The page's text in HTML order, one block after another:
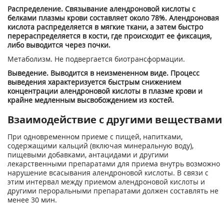
Распределение. Связывание алендроновой кислоты с
белками плазмы крови составляет около 78%. Алендроновая
кислота распределяется в мягкие ткани, а затем быстро
перераспределяется в кости, где происходит ее фиксация,
либо выводится через почки.
Метаболизм. Не подвергается биотрансформации.
Выведение. Выводится в неизмененном виде. Процесс
выведения характеризуется быстрым снижением
концентрации алендроновой кислоты в плазме крови и
крайне медленным высвобождением из костей.
Взаимодействие с другими веществами
При одновременном приеме с пищей, напитками,
содержащими кальций (включая минеральную воду),
пищевыми добавками, антацидами и другими
лекарственными препаратами для приема внутрь возможно
нарушение всасывания алендроновой кислоты. В связи с
этим интервал между приемом алендроновой кислоты и
другими пероральными препаратами должен составлять не
менее 30 мин.